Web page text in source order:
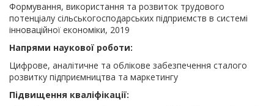
Формування, використання та розвиток трудового
потенціалу сільськогосподарських підприємств в системі
інноваційної економіки, 2019
Напрями наукової роботи:
Цифрове, аналітичне та облікове забезпечення сталого
розвитку підприємництва та маркетингу
Підвищення кваліфікації: